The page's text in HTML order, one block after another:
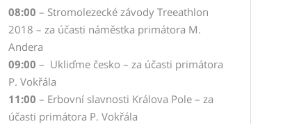
08:00 – Stromolezecké závody Treeathlon
2018 – za účasti náměstka primátora M.
Andera
09:00 – Ukliďme česko – za účasti primátora
P. Vokřála
11:00 – Erbovní slavnosti Králova Pole – za
účasti primátora P. Vokřála